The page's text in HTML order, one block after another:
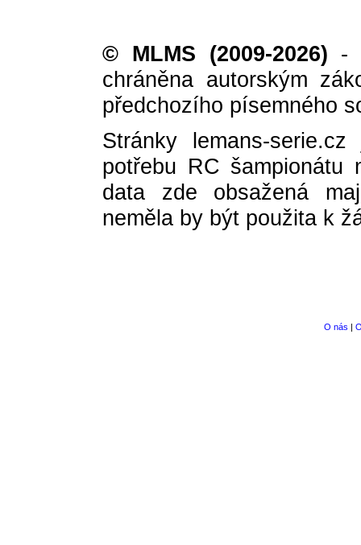
© MLMS (2009-2026) -
chráněna autorským
předchozího písemného
Stránky lemans-
potřebu RC šampionátu
data zde obsažená
neměla by být použita k
O nás |